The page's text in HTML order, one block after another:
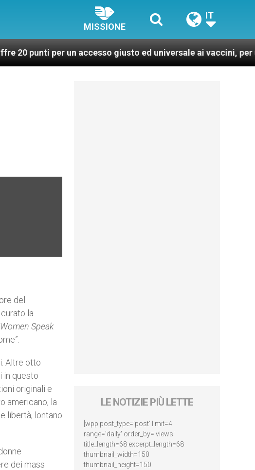
MISSIONE
IT
per un accesso giusto ed universale ai vaccini, per un
del
la
Speak
Altre otto
in questo
originali e
americano, la
libertà, lontano
dei mass
LE NOTIZIE PIÙ LETTE
[wpp post_type='post' limit=4
range='daily' order_by='views'
title_length=68 excerpt_length=68
thumbnail_width=150
thumbnail_height=150